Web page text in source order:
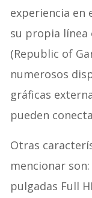
experiencia en
su propia línea
(Republic of
numerosos
gráficas
pueden
Otras
mencionar
pulgadas Full